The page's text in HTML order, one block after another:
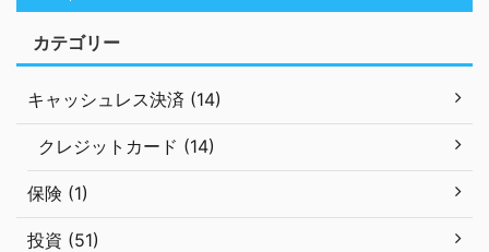
カテゴリー
キャッシュレス決済 (14)
クレジットカード (14)
保険 (1)
投資 (51)